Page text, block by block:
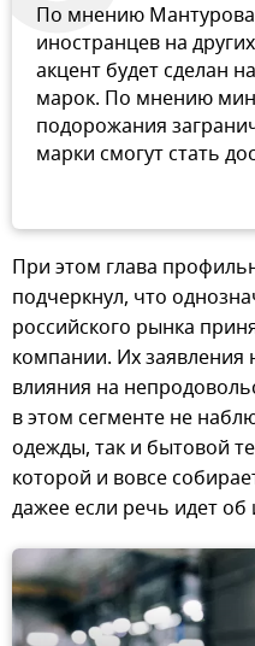
По мнению
иностранцев на
акцент будет сделан
марок. По мнению
подорожания
марки смогут стать
При этом глава
подчеркнул, что
российского рынка
компании. Их заявления
влияния на
в этом сегменте не
одежды, так и бытовой
которой и вовсе
дажее если речь идет